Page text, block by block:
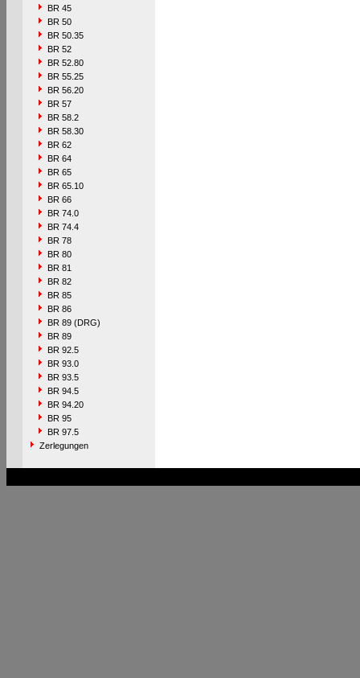
BR 45
BR 50
BR 50.35
BR 52
BR 52.80
BR 55.25
BR 56.20
BR 57
BR 58.2
BR 58.30
BR 62
BR 64
BR 65
BR 65.10
BR 66
BR 74.0
BR 74.4
BR 78
BR 80
BR 81
BR 82
BR 85
BR 86
BR 89 (DRG)
BR 89
BR 92.5
BR 93.0
BR 93.5
BR 94.5
BR 94.20
BR 95
BR 97.5
Zerlegungen